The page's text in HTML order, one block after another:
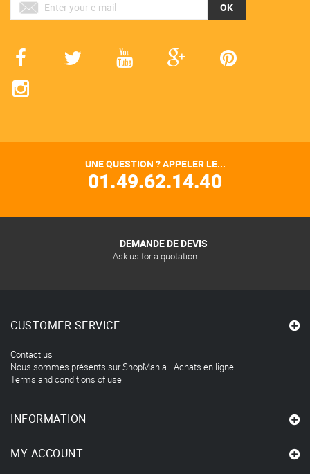
OK
UNE QUESTION ? APPELER LE...
01.49.62.14.40
DEMANDE DE DEVIS
Ask us for a quotation
CUSTOMER SERVICE
Contact us
Nous sommes présents sur ShopMania - Achats en ligne
Terms and conditions of use
INFORMATION
MY ACCOUNT